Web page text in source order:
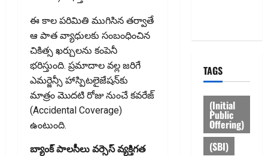
ఈ కాల పరిమితి ముగిసిన తర్వాతే
ఆ పాత వ్యాధులకు సంబంధించిన
చికిత్స ఖర్చులను కంపెనీ
భరిస్తుంది. ప్రమాదాల వల్ల జరిగే
ఎమర్జెన్సీ హాస్పిటలైజేషన్‌కు
మాత్రం మొదటి రోజు నుంచే కవరేజ్
(Accidental Coverage)
ఉంటుంది.
బ్యాంక్ పాలసీలు వర్సెస్ వ్యక్తిగత
TAGS
(Initial
Public
Offering)
(SBI)